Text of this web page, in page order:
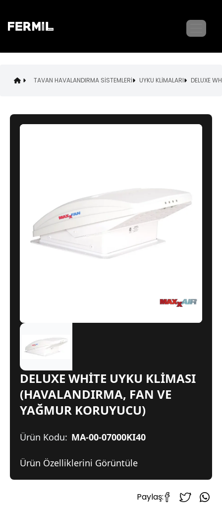
TAVAN HAVALANDIRMA SİSTEMLERİ UYKU KLİMALARI DELUXE
DELUXE WHİTE UYKU KLİMASI
(HAVALANDIRMA, FAN VE
YAĞMUR KORUYUCU)
Ürün Kodu: MA-00-07000KI40
Ürün Özelliklerini Görüntüle
Paylaş: